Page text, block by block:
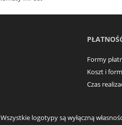
Formy
Koszt i
Czas
Wszystkie logotypy są wyłączną